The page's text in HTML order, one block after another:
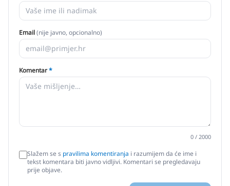
Email(nije javno, opcionalno)
Komentar*
0 / 2000
Slažem se s pravilima komentiranja i razumijem da će ime i
tekst komentara biti javno vidljivi. Komentari se pregledavaju
prije objave.